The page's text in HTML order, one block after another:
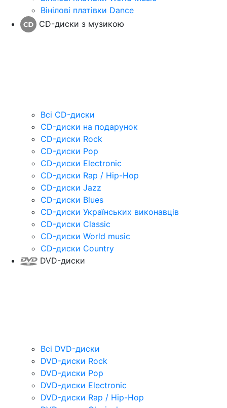
Вінілові платівки Dance
CD-диски з музикою
Всі CD-диски
CD-диски на подарунок
CD-диски Rock
CD-диски Pop
CD-диски Electronic
CD-диски Rap / Hip-Hop
CD-диски Jazz
CD-диски Blues
CD-диски Українських виконавців
CD-диски Classic
CD-диски World music
CD-диски Country
DVD-диски
Всі DVD-диски
DVD-диски Rock
DVD-диски Pop
DVD-диски Electronic
DVD-диски Rap / Hip-Hop